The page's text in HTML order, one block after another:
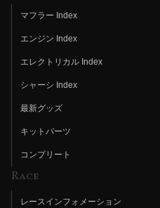
マフラー Index
エンジン Index
エレクトリカル Index
シャーシ Index
最新グッズ
キットパーツ
コンプリート
Race
レースインフォメーション